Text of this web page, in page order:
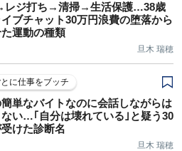
レジ打ち→清掃→生活保護…38歳
ブチャット30万円浪費の堕落から
運動の種類
旦木 瑞穂
に仕事をブッチ
単なバイトなのに会話しながらは
い…｢自分は壊れている｣と疑う30
けた診断名
旦木 瑞穂